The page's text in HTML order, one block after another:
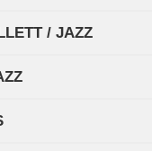
/ JAZZ